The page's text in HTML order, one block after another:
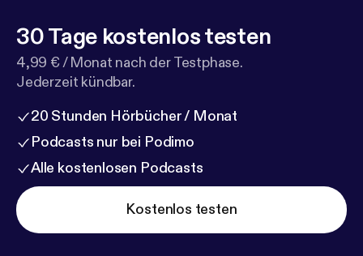
30 Tage kostenlos testen
4,99 € / Monat nach der Testphase.
Jederzeit kündbar.
20 Stunden Hörbücher / Monat
Podcasts nur bei Podimo
Alle kostenlosen Podcasts
Kostenlos testen